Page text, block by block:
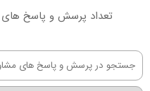
تعداد پرسش و پاسخ های